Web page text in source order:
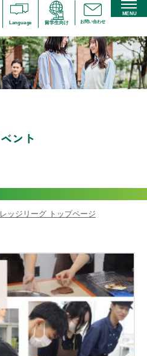
MENU
Language
留学生向け お問い合わせ
ント
ッジリーグ トップページ